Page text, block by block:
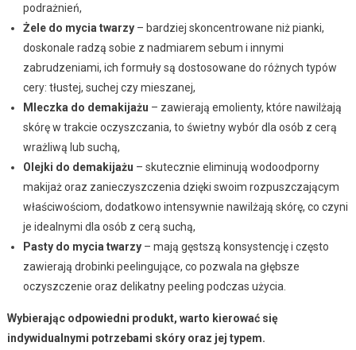
podrażnień,
Żele do mycia twarzy– bardziej skoncentrowane niż pianki,
doskonale radzą sobie z nadmiarem sebum i innymi
zabrudzeniami, ich formuły są dostosowane do różnych typów
cery: tłustej, suchej czy mieszanej,
Mleczka do demakijażu – zawierają emolienty, które nawilżają
skórę w trakcie oczyszczania, to świetny wybór dla osób z cerą
wrażliwą lub suchą,
Olejki do demakijażu – skutecznie eliminują wodoodporny
makijaż oraz zanieczyszczenia dzięki swoim rozpuszczającym
właściwościom, dodatkowo intensywnie nawilżają skórę, co czyni
je idealnymi dla osób z cerą suchą,
Pasty do mycia twarzy– mają gęstszą konsystencję i często
zawierają drobinki peelingujące, co pozwala na głębsze
oczyszczenie oraz delikatny peeling podczas użycia.
Wybierając odpowiedni produkt, warto kierować się
indywidualnymi potrzebami skóry oraz jej typem.